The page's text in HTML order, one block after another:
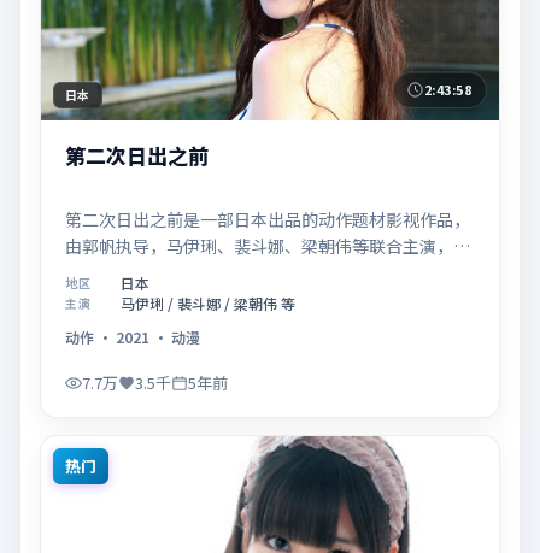
日本 2:43:58
第二次日出之前
第二次日出之前是一部日本出品的动作题材影视作品，
由郭帆执导，马伊琍、裴斗娜、梁朝伟等联合主演，于
2021年02月05日在院线首映。影片围绕「爱的迟疑与
勇敢迈出的一步」展开叙事，镜头语言克制而富有张
力，节奏起伏得当，人物弧光完整；配乐与场面调度强
化了类型片的观感体验，亦留有可供解读的细节空间，
适合关注现实主义叙事与人物关系的观众观看与收藏。
地区 日本
主演
马伊琍 / 裴斗娜 / 梁朝伟 等
动作 · 2021 · 动漫
7.7万 3.5千 5年前
热门